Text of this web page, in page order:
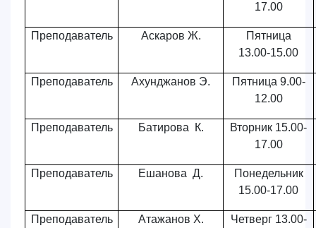
17.00
Преподаватель Аскаров Ж.
Пятница
13.00-15.00
Преподаватель Ахунджанов Э.
Пятница 9.00-
12.00
Преподаватель Батирова К.
Вторник 15.00-
17.00
Преподаватель Ешанова Д.
Понедельник
15.00-17.00
Преподаватель Атажанов Х.
Четверг 13.00-